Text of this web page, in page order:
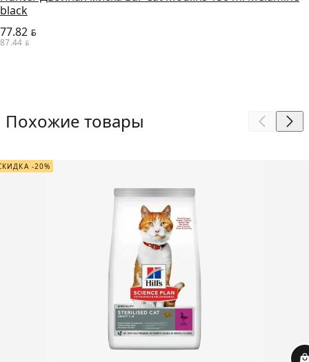
black
77.82 BYN
87.44 BYN
Похожие товары
-20%